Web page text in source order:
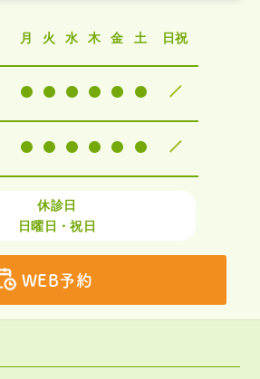
月 火 水 木 金 土 日祝
休診日
日曜日・祝日
WEB予約